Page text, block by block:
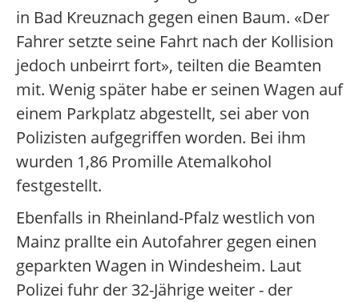
in Bad Kreuznach gegen einen Baum. «Der
Fahrer setzte seine Fahrt nach der Kollision
jedoch unbeirrt fort», teilten die Beamten
mit. Wenig später habe er seinen Wagen auf
einem Parkplatz abgestellt, sei aber von
Polizisten aufgegriffen worden. Bei ihm
wurden 1,86 Promille Atemalkohol
festgestellt.
Ebenfalls in Rheinland-Pfalz westlich von
Mainz prallte ein Autofahrer gegen einen
geparkten Wagen in Windesheim. Laut
Polizei fuhr der 32-Jährige weiter - der